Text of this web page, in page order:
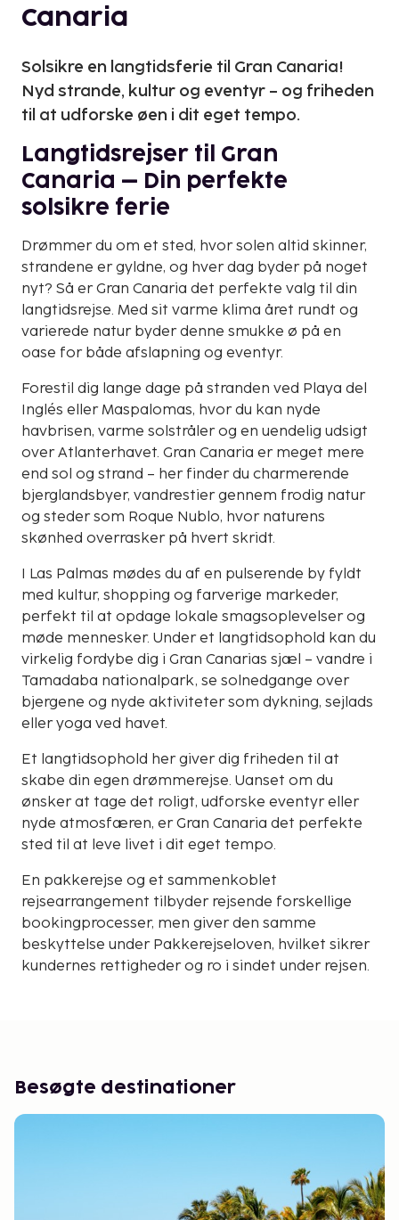
Canaria
Solsikre en langtidsferie til Gran Canaria!
Nyd strande, kultur og eventyr – og friheden
til at udforske øen i dit eget tempo.
Langtidsrejser til Gran
Canaria – Din perfekte
solsikre ferie
Drømmer du om et sted, hvor solen altid skinner,
strandene er gyldne, og hver dag byder på noget
nyt? Så er Gran Canaria det perfekte valg til din
langtidsrejse. Med sit varme klima året rundt og
varierede natur byder denne smukke ø på en
oase for både afslapning og eventyr.
Forestil dig lange dage på stranden ved Playa del
Inglés eller Maspalomas, hvor du kan nyde
havbrisen, varme solstråler og en uendelig udsigt
over Atlanterhavet. Gran Canaria er meget mere
end sol og strand – her finder du charmerende
bjerglandsbyer, vandrestier gennem frodig natur
og steder som Roque Nublo, hvor naturens
skønhed overrasker på hvert skridt.
I Las Palmas mødes du af en pulserende by fyldt
med kultur, shopping og farverige markeder,
perfekt til at opdage lokale smagsoplevelser og
møde mennesker. Under et langtidsophold kan du
virkelig fordybe dig i Gran Canarias sjæl – vandre i
Tamadaba nationalpark, se solnedgange over
bjergene og nyde aktiviteter som dykning, sejlads
eller yoga ved havet.
Et langtidsophold her giver dig friheden til at
skabe din egen drømmerejse. Uanset om du
ønsker at tage det roligt, udforske eventyr eller
nyde atmosfæren, er Gran Canaria det perfekte
sted til at leve livet i dit eget tempo.
En pakkerejse og et sammenkoblet
rejsearrangement tilbyder rejsende forskellige
bookingprocesser, men giver den samme
beskyttelse under Pakkerejseloven, hvilket sikrer
kundernes rettigheder og ro i sindet under rejsen.
Besøgte destinationer